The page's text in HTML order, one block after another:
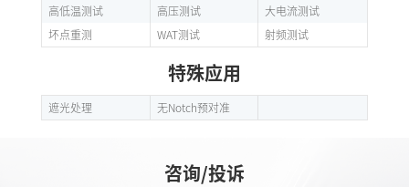
高低温测试 高压测试
大电流测试
坏点重测
WAT测试 射频测试
特殊应用
遮光处理 无Notch预对准
咨询/投诉